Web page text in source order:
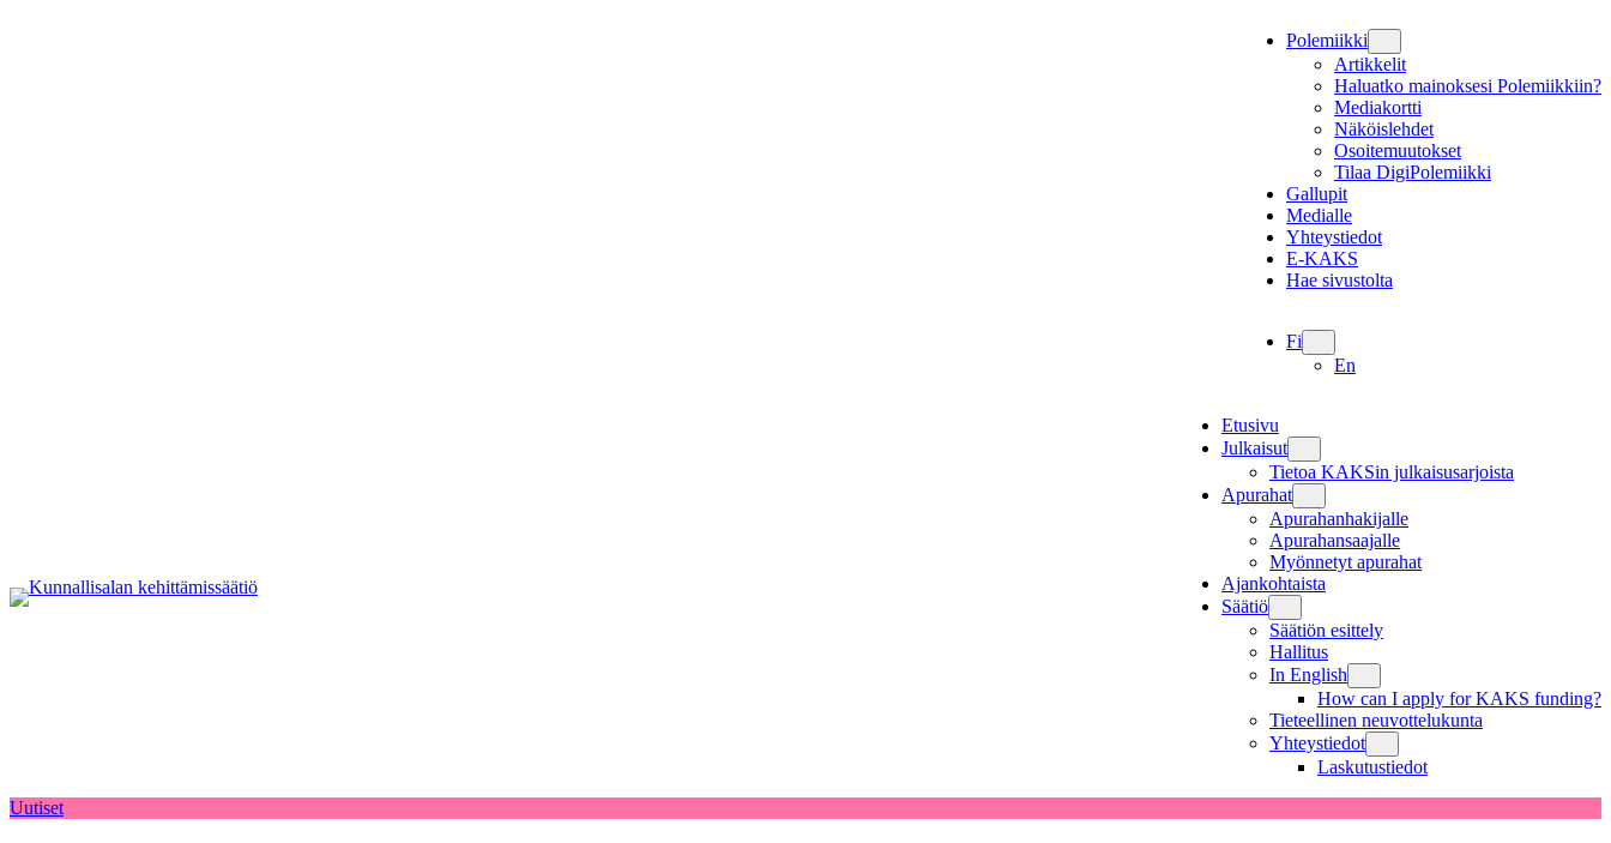
Polemiikki
Artikkelit
Haluatko mainoksesi Polemiikkiin?
Mediakortti
Näköislehdet
Osoitemuutokset
Tilaa DigiPolemiikki
Gallupit
Medialle
Yhteystiedot
E-KAKS
Hae sivustolta
Fi
En
Etusivu
Julkaisut
Tietoa KAKSin julkaisusarjoista
Apurahat
Apurahanhakijalle
Apurahansaajalle
Myönnetyt apurahat
Ajankohtaista
Säätiö
Säätiön esittely
Hallitus
In English
How can I apply for KAKS funding?
Tieteellinen neuvottelukunta
Yhteystiedot
Laskutustiedot
Uutiset